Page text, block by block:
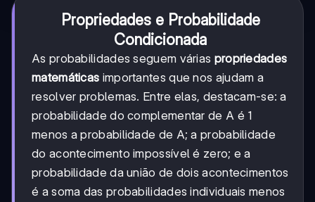
Propriedades e Probabilidade
Condicionada
As probabilidades seguem várias propriedades
matemáticas importantes que nos ajudam a
resolver problemas. Entre elas, destacam-se: a
probabilidade do complementar de A é 1
menos a probabilidade de A; a probabilidade
do acontecimento impossível é zero; e a
probabilidade da união de dois acontecimentos
é a soma das probabilidades individuais menos